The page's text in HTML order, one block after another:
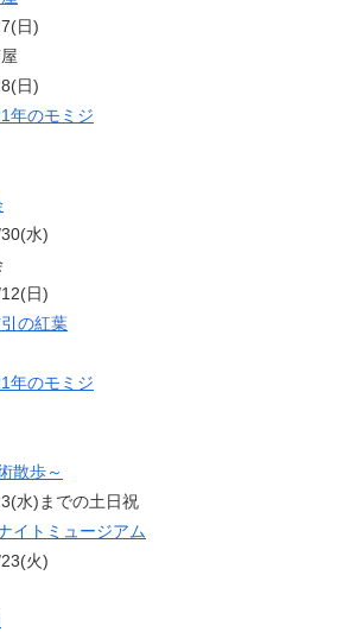
日)
日)
年のモミジ
水)
日)
の紅葉
年のモミジ
散歩～
水)までの土日祝
イトミュージアム
火)